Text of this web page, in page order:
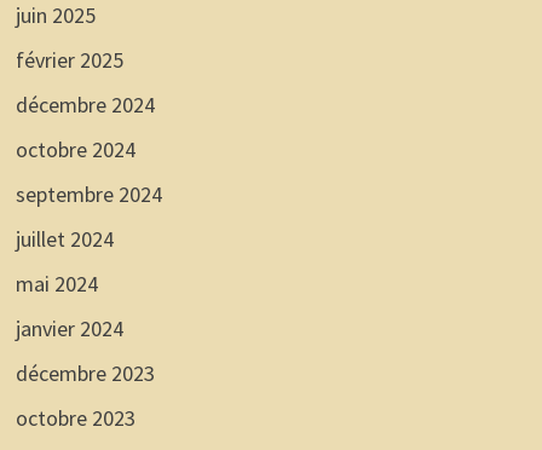
juin 2025
février 2025
décembre 2024
octobre 2024
septembre 2024
juillet 2024
mai 2024
janvier 2024
décembre 2023
octobre 2023